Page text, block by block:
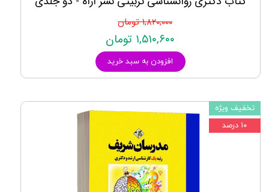
۱,۸۲۰,۰۰۰ تومان
۱,۵۱۰,۶۰۰ تومان
افزودن به سبد خرید
تخفیف ویژه
۱۰ درصد